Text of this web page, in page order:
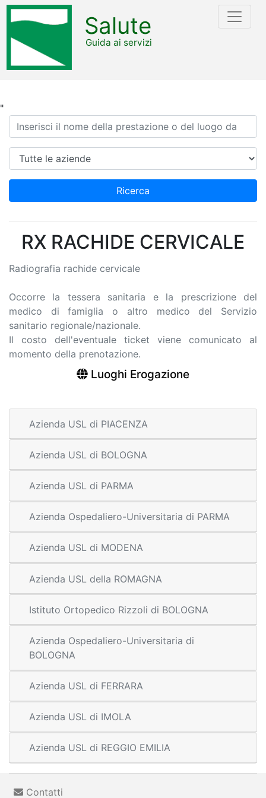
"
Salute
Guida ai servizi
Ricerca
Azienda
Ricerca
RX RACHIDE CERVICALE
Radiografia rachide cervicale
Occorre la tessera sanitaria e la prescrizione del
medico di famiglia o altro medico del Servizio
sanitario regionale/nazionale.
Il costo dell'eventuale ticket viene comunicato al
momento della prenotazione.
Luoghi Erogazione
Azienda USL di PIACENZA
Azienda USL di BOLOGNA
Azienda USL di PARMA
Azienda Ospedaliero-Universitaria di PARMA
Azienda USL di MODENA
Azienda USL della ROMAGNA
Istituto Ortopedico Rizzoli di BOLOGNA
Azienda Ospedaliero-Universitaria di
BOLOGNA
Azienda USL di FERRARA
Azienda USL di IMOLA
Azienda USL di REGGIO EMILIA
Contatti